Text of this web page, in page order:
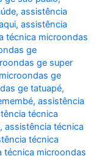
,assistência
,assistência
técnica microondas
ge
ge super
ge
ge tatuapé,
,assistência
técnica
,assistência técnica
técnica
técnica microondas